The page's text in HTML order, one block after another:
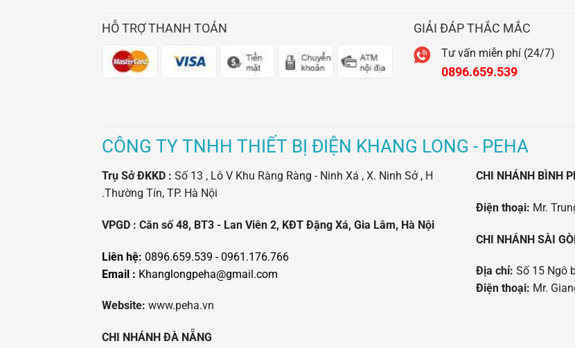
HỖ TRỢ THANH TOÁN GIẢI ĐÁP THẮC MẮC
Tư vấn miễn phí (24/7)
0896.659.539
CÔNG TY TNHH THIẾT BỊ ĐIỆN KHANG LONG - PEHA
Trụ Sở ĐKKD : Số 13 , Lô V Khu Ràng Ràng - Ninh Xá , X. Ninh Sở , H
.Thường Tín, TP. Hà Nội
VPGD : Căn số 48, BT3 - Lan Viên 2, KĐT Đặng Xá, Gia Lâm, Hà Nội
Liên hệ: 0896.659.539 - 0961.176.766
Email : Khanglongpeha@gmail.com
Website: www.peha.vn
CHI NHÁNH ĐÀ NẴNG
CHI NHÁNH BÌNH
Điện thoại: Mr.
CHI NHÁNH SÀI
Địa chỉ: Số 15 Ngô
Điện thoại: Mr.